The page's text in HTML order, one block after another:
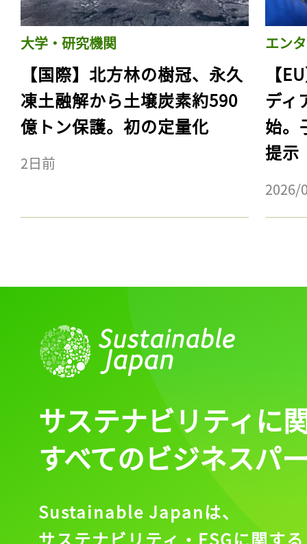
大学・研究機関
【国際】北方林の樹冠、永久
凍土融解から土壌炭素約590
億トン保護。初の定量化
2日前
エン
【
ディ
始。
提示
2026/
記事をお気に入りに
ログインが必
ログイン
会員登録
サステナビリティに
すべてのビジネスパ
Sustainable Japanは、
サステナビリティ・ESGに関する